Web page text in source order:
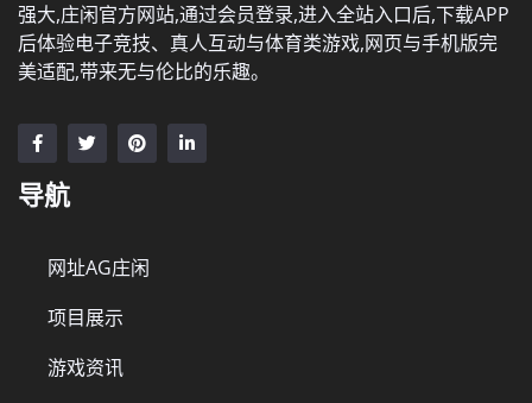
强大,庄闲官方网站,通过会员登录,进入全站入口后,下载APP
后体验电子竞技、真人互动与体育类游戏,网页与手机版完
美适配,带来无与伦比的乐趣。
导航
网址AG庄闲
项目展示
游戏资讯